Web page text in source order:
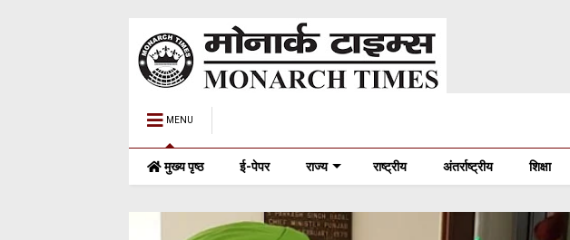
MENU
मुख्य पृष्ठ ई-पेपर राज्य राष्ट्रीय अंतर्राष्ट्रीय शिक्षा